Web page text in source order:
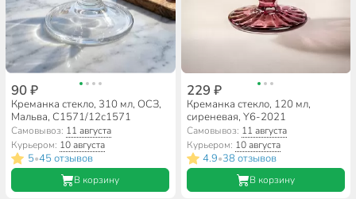
90 ₽
Креманка стекло, 310 мл, ОСЗ,
Мальва, С1571/12с1571
Самовывоз: 11 августа
Курьером: 10 августа
5•45 отзывов
В корзину
229 ₽
Креманка стекло, 120 мл,
сиреневая, Y6-2021
Самовывоз: 11 августа
Курьером: 10 августа
4.9•38 отзывов
В корзину